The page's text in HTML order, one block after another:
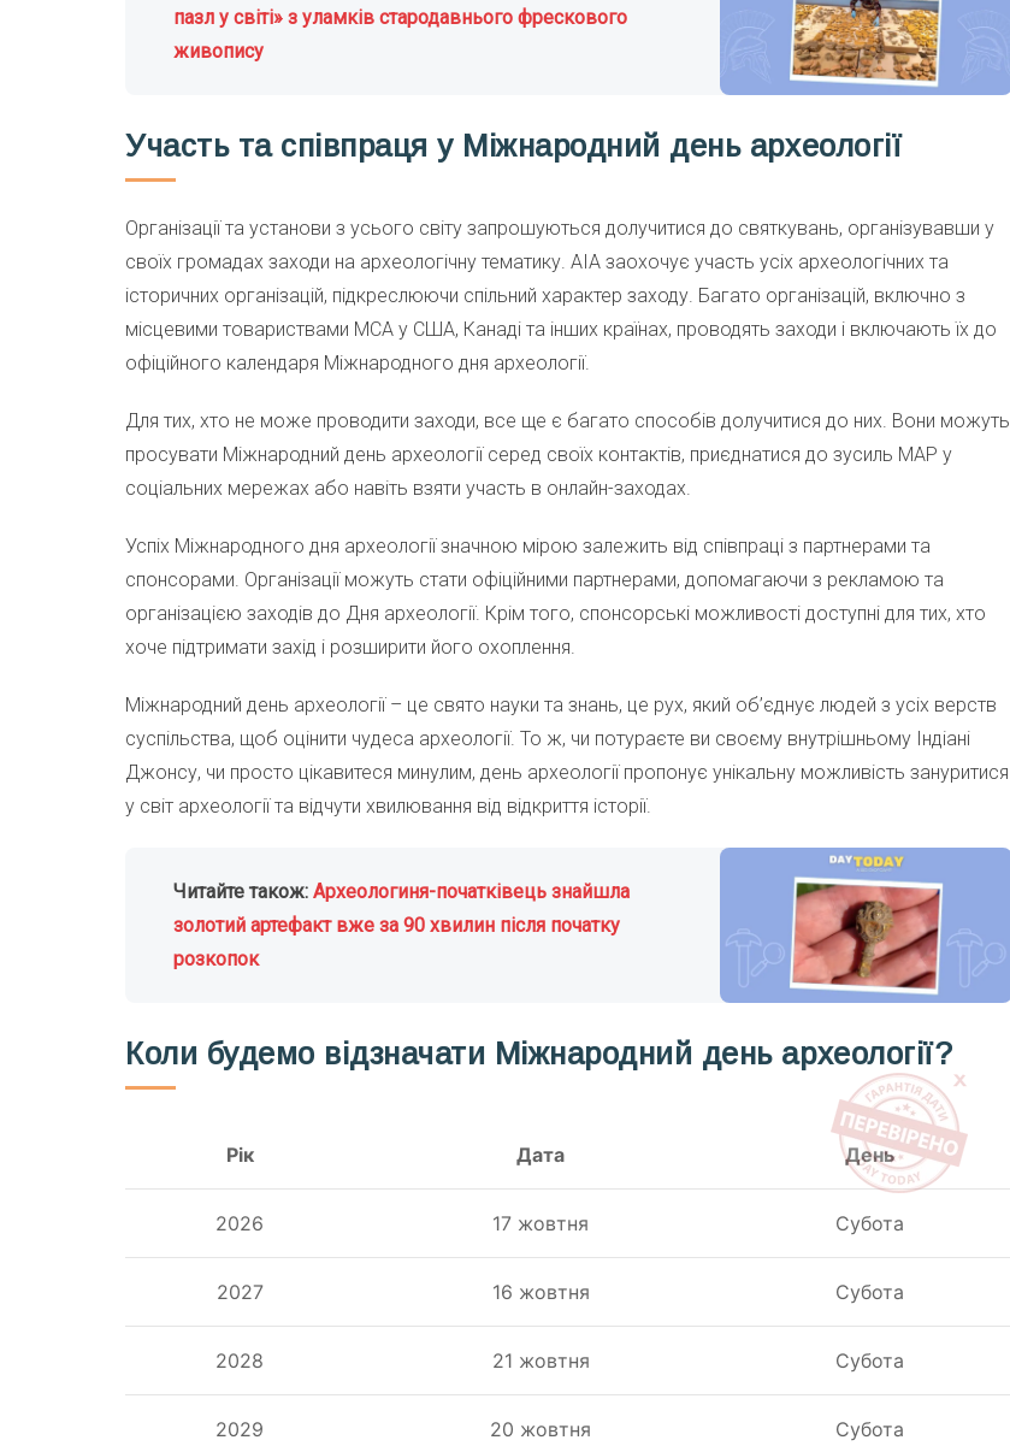
пазл у світі» з уламків стародавнього фрескового
живопису
Участь та співпраця у Міжнародний день археології
Організації та установи з усього світу запрошуються долучитися до святкувань, організувавши у
своїх громадах заходи на археологічну тематику. AIA заохочує участь усіх археологічних та
історичних організацій, підкреслюючи спільний характер заходу. Багато організацій, включно з
місцевими товариствами МСА у США, Канаді та інших країнах, проводять заходи і включають їх до
офіційного календаря Міжнародного дня археології.
Для тих, хто не може проводити заходи, все ще є багато способів долучитися до них. Вони можуть
просувати Міжнародний день археології серед своїх контактів, приєднатися до зусиль МАР у
соціальних мережах або навіть взяти участь в онлайн-заходах.
Успіх Міжнародного дня археології значною мірою залежить від співпраці з партнерами та
спонсорами. Організації можуть стати офіційними партнерами, допомагаючи з рекламою та
організацією заходів до Дня археології. Крім того, спонсорські можливості доступні для тих, хто
хоче підтримати захід і розширити його охоплення.
Міжнародний день археології – це свято науки та знань, це рух, який об’єднує людей з усіх верств
суспільства, щоб оцінити чудеса археології. То ж, чи потураєте ви своєму внутрішньому Індіані
Джонсу, чи просто цікавитеся минулим, день археології пропонує унікальну можливість зануритися
у світ археології та відчути хвилювання від відкриття історії.
Читайте також: Археологиня-початківець знайшла
золотий артефакт вже за 90 хвилин після початку
розкопок
Коли будемо відзначати Міжнародний день археології?
Рік Дата День
2026 17 жовтня Субота
2027 16 жовтня Субота
2028 21 жовтня Субота
2029 20 жовтня Субота